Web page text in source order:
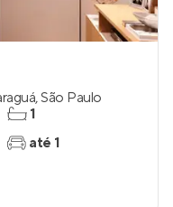
,São Paulo
1
até 1